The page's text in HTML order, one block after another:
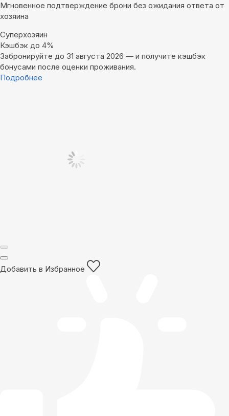
Мгновенное подтверждение брони без ожидания ответа от
хозяина
Суперхозяин
Кэшбэк до 4%
Забронируйте до 31 августа 2026 — и получите кэшбэк
бонусами после оценки проживания.
Подробнее
Добавить в Избранное